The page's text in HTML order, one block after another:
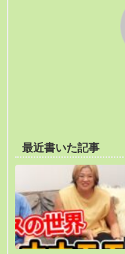
最近書いた記事